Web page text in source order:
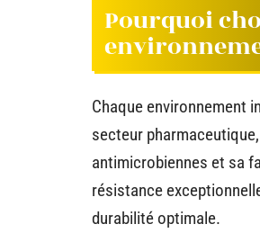
Pourquoi
Chaque environnement
secteur pharmaceutique,
antimicrobiennes et sa
résistance
durabilité optimale.